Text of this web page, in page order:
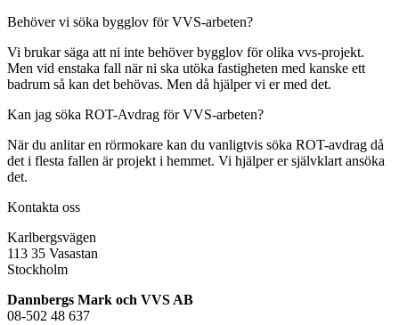
Behöver vi söka bygglov för VVS-arbeten?
Vi brukar säga att ni inte behöver bygglov för olika vvs-projekt.
Men vid enstaka fall när ni ska utöka fastigheten med kanske ett
badrum så kan det behövas. Men då hjälper vi er med det.
Kan jag söka ROT-Avdrag för VVS-arbeten?
När du anlitar en rörmokare kan du vanligtvis söka ROT-avdrag då
det i flesta fallen är projekt i hemmet. Vi hjälper er självklart ansöka
det.
Kontakta oss
Karlbergsvägen
113 35 Vasastan
Stockholm
Dannbergs Mark och VVS AB
08-502 48 637